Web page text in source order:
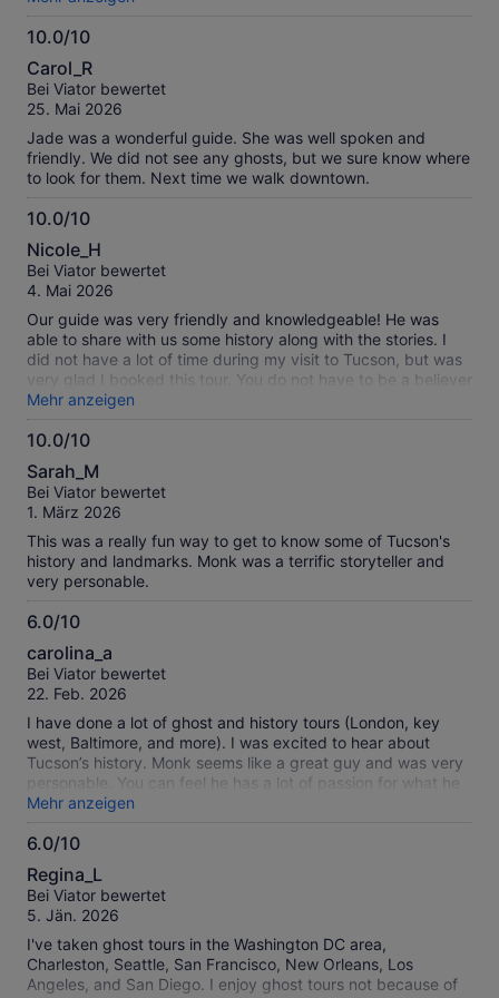
group. He’d stop to tell stories where there was no place to
sit or rest, which made it very difficult on them. I was excited
10.0/10
10.0
von
10
Carol_R
Bei Viator bewertet
25. Mai 2026
Jade was a wonderful guide. She was well spoken and
friendly. We did not see any ghosts, but we sure know where
to look for them. Next time we walk downtown.
10.0/10
10.0
von
10
Nicole_H
Bei Viator bewertet
4. Mai 2026
Our guide was very friendly and knowledgeable! He was
able to share with us some history along with the stories. I
did not have a lot of time during my visit to Tucson, but was
very glad I booked this tour. You do not have to be a believer
of ghosts to appreciate this tour, as the storytelling and
history of the city can be appreciated by all.
Mehr anzeigen
10.0/10
10.0
von
10
Sarah_M
Bei Viator bewertet
1. März 2026
This was a really fun way to get to know some of Tucson's
history and landmarks. Monk was a terrific storyteller and
very personable.
6.0/10
von
10
carolina_a
Bei Viator bewertet
22. Feb. 2026
I have done a lot of ghost and history tours (London, key
west, Baltimore, and more). I was excited to hear about
Tucson’s history. Monk seems like a great guy and was very
personable. You can feel he has a lot of passion for what he
does. However, this tour was lackluster. I’m not sure if it was
because there aren’t a lot of stories to tell, but it seemed that
he didn’t have a lot of great material to share. I also felt he
wanted to like this tour but I just wasn’t feeling it and left
disappointed.
Mehr anzeigen
6.0/10
6.0
von
10
Regina_L
Bei Viator bewertet
5. Jän. 2026
I've taken ghost tours in the Washington DC area,
Charleston, Seattle, San Francisco, New Orleans, Los
Angeles, and San Diego. I enjoy ghost tours not because of